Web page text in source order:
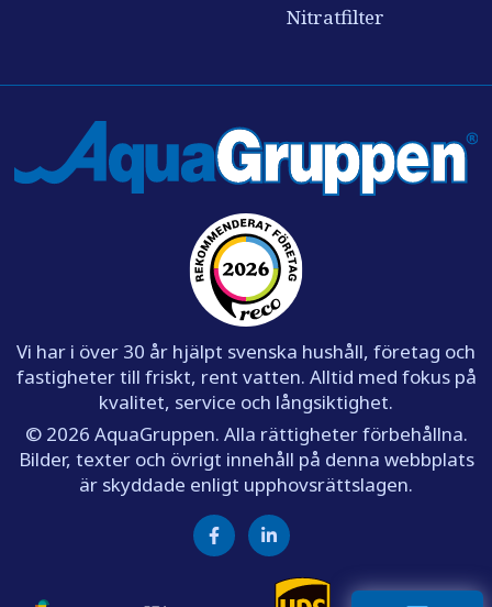
Nitratfilter
Vi har i över 30 år hjälpt svenska hushåll, företag och
fastigheter till friskt, rent vatten. Alltid med fokus på
kvalitet, service och långsiktighet.
© 2026 AquaGruppen. Alla rättigheter förbehållna.
Bilder, texter och övrigt innehåll på denna webbplats
är skyddade enligt upphovsrättslagen.
Facebook